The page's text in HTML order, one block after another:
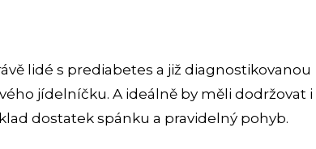
lidé s prediabetes a již diagnostikovanou
jídelníčku. A ideálně by měli dodržovat i
dostatek spánku a pravidelný pohyb.